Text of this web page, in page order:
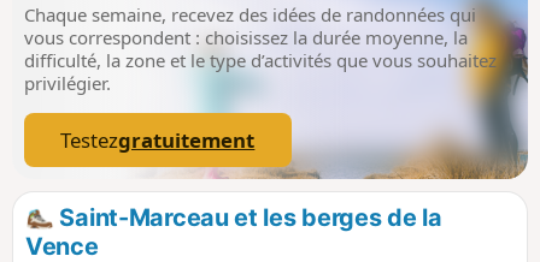
Chaque semaine, recevez des idées de randonnées qui
vous correspondent : choisissez la durée moyenne, la
difficulté, la zone et le type d’activités que vous souhaitez
privilégier.
Testezgratuitement
Saint-Marceau et les berges de la
Vence